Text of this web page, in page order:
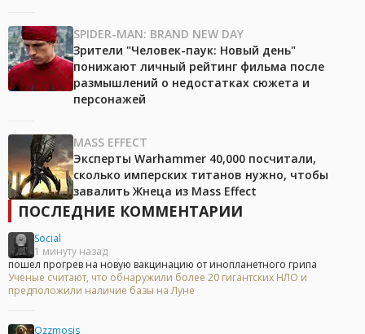
SPIDER-MAN: BRAND NEW DAY
Зрители "Человек-паук: Новый день"
понижают личный рейтинг фильма после
размышлений о недостатках сюжета и
персонажей
MASS EFFECT
Эксперты Warhammer 40,000 посчитали,
сколько имперских титанов нужно, чтобы
завалить Жнеца из Mass Effect
ПОСЛЕДНИЕ КОММЕНТАРИИ
Social
1 минуту назад
пошел прогрев на новую вакцинацию от инопланетного грипа
Учёные считают, что обнаружили более 20 гигантских НЛО и
предположили наличие базы на Луне
Ozzmosis